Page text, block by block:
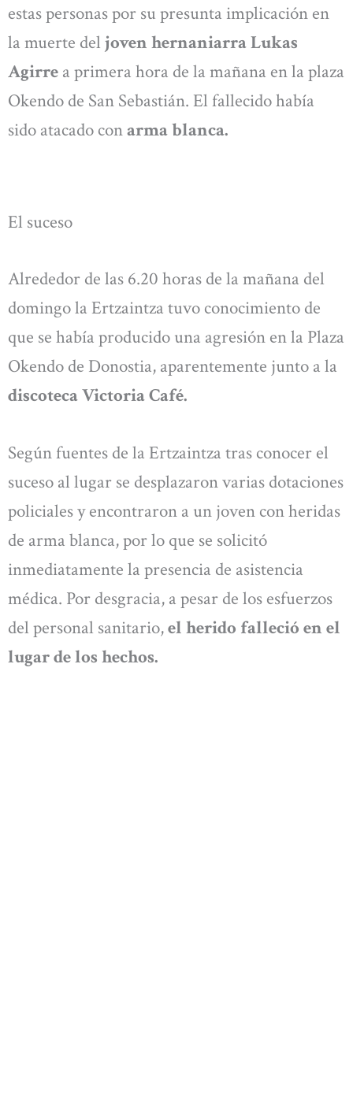
estas personas por su presunta implicación en
la muerte del joven hernaniarra Lukas
Agirre a primera hora de la mañana en la plaza
Okendo de San Sebastián. El fallecido había
sido atacado conarma blanca.
El suceso
Alrededor de las 6.20 horas de la mañana del
domingo la Ertzaintza tuvo conocimiento de
que se había producido una agresión en la Plaza
Okendo de Donostia, aparentemente junto a la
discoteca Victoria Café.
Según fuentes de la Ertzaintza tras conocer el
suceso al lugar se desplazaron varias dotaciones
policiales y encontraron a un joven con heridas
de arma blanca, por lo que se solicitó
inmediatamente la presencia de asistencia
médica. Por desgracia, a pesar de los esfuerzos
del personal sanitario,el herido falleció en el
lugar de los hechos.